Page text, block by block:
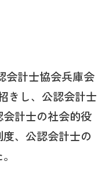
会計士協会兵庫会
きし、公認会計士
計士の社会的役
、公認会計士の